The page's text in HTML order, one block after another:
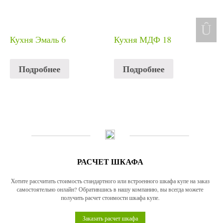
Кухня Эмаль 6
Подробнее
Кухня МДФ 18
Подробнее
РАСЧЕТ ШКАФА
Хотите рассчитать стоимость стандартного или встроенного шкафа купе на заказ
самостоятельно онлайн? Обратившись в нашу компанию, вы всегда можете
получить расчет стоимости шкафа купе.
Заказать расчет шкафа